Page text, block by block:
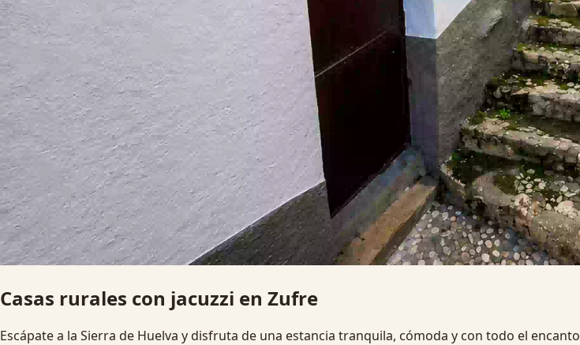
Jacuzzi, chimenea y desconexión
Alojamientos pensados para parejas, familias y grupos que buscan una escapada rural diferente.